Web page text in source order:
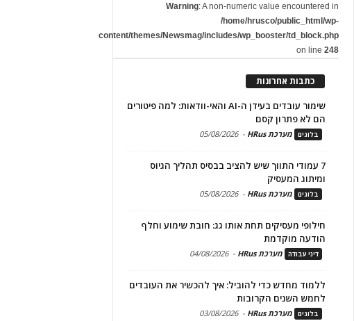
Warning: A non-numeric value encountered in
/home/hrusco/public_html/wp-
content/themes/Newsmag/includes/wp_booster/td_block.php
on line248
כתבות אחרונות
שימור עובדים בעידן ה-AI והאי-וודאות: למה פיטורים
הם לא פתרון קסם
בלוגים מערכת HRus -
05/08/2026
7 עמודי התווך שיש להציב בבסיס תהליך הגיוס
ומיתוג המעסיק
בלוגים מערכת HRus -
05/08/2026
חילופי מעסיקים תחת אותו גג: חובת שימוע וחלף
הודעה מוקדמת
דיני עבודה מערכת HRus -
04/08/2026
ללמוד מחדש כדי להוביל: איך להכשיר את העובדים
לחמש השנים הקרובות
בלוגים מערכת HRus -
03/08/2026